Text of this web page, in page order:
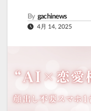
By gachinews
4月 14, 2025